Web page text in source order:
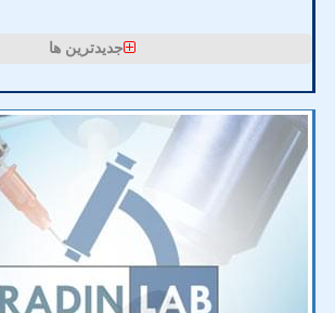
جدیدترین ها